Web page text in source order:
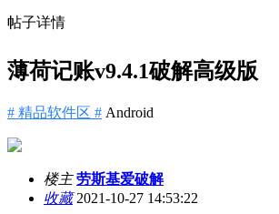
帖子详情
薄荷记账v9.4.1破解高级版
# 精品软件区 # Android
楼主 劳斯基爱破解
收藏2021-10-27 14:53:22